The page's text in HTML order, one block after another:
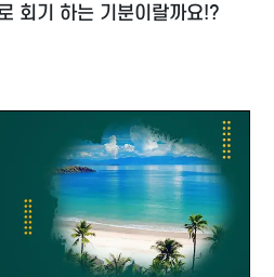
회기 하는 기분이랄까요!?